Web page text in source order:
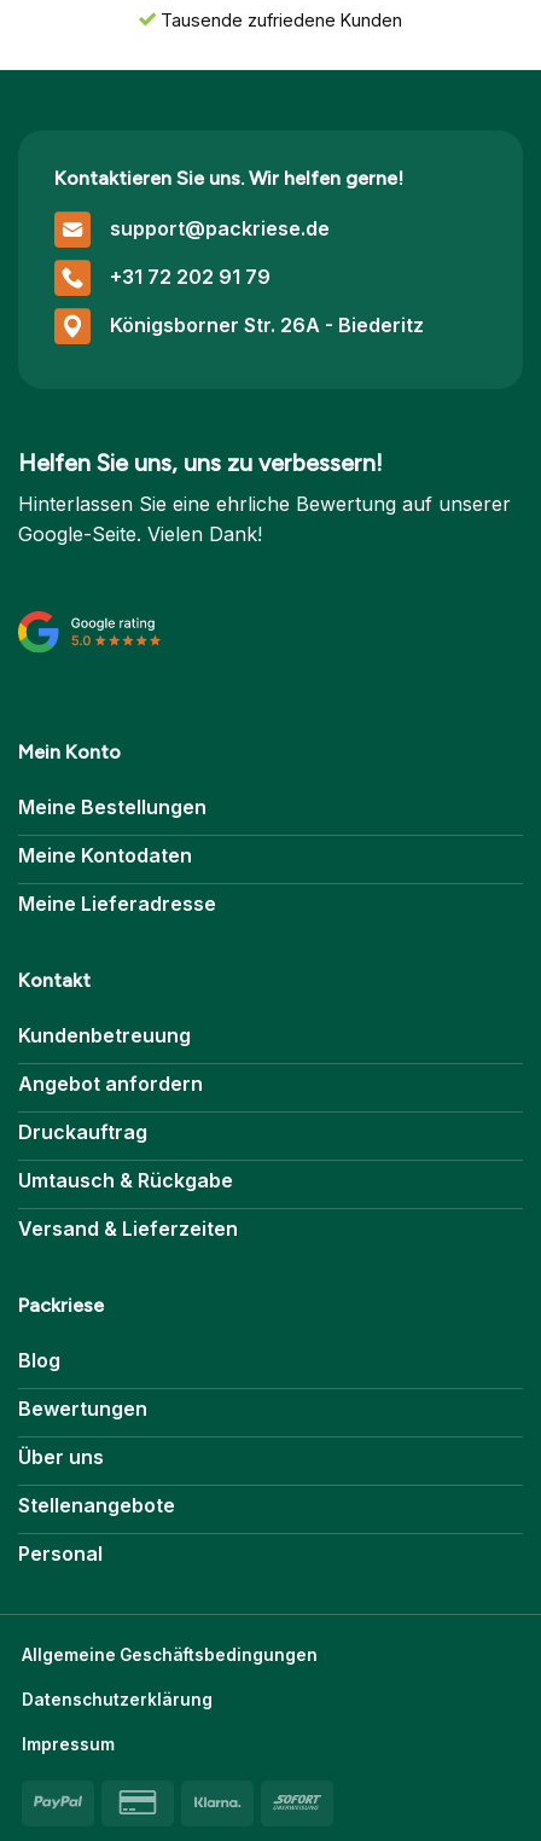
Tausende zufriedene Kunden
Kontaktieren Sie uns. Wir helfen gerne!
support@packriese.de
+31 72 202 91 79
Königsborner Str. 26A - Biederitz
Helfen Sie uns, uns zu verbessern!
Hinterlassen Sie eine ehrliche Bewertung auf unserer
Google-Seite. Vielen Dank!
Mein Konto
Meine Bestellungen
Meine Kontodaten
Meine Lieferadresse
Kontakt
Kundenbetreuung
Angebot anfordern
Druckauftrag
Umtausch & Rückgabe
Versand & Lieferzeiten
Packriese
Blog
Bewertungen
Über uns
Stellenangebote
Personal
Allgemeine Geschäftsbedingungen
Datenschutzerklärung
Impressum
PayPal
Credit
Klarna